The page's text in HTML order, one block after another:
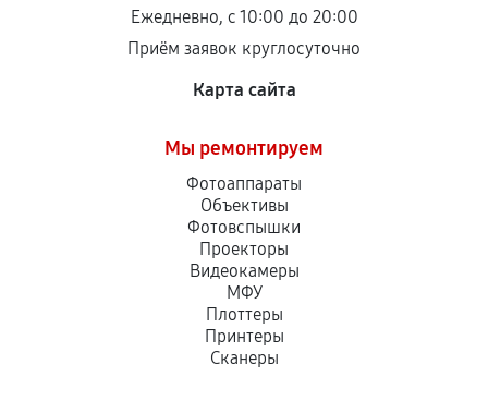
Ежедневно, с 10:00 до 20:00
Приём заявок круглосуточно
Карта сайта
Мы ремонтируем
Фотоаппараты
Объективы
Фотовспышки
Проекторы
Видеокамеры
МФУ
Плоттеры
Принтеры
Сканеры